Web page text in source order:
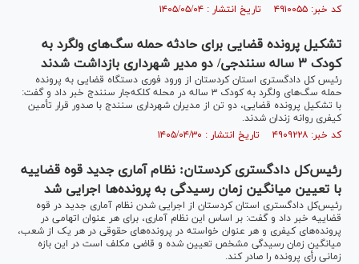
کد خبر: ۴۹۱۰۰۵۵ تاریخ انتشار : ۱۴۰۵/۰۵/۰۴
تشکیل پرونده قضایی برای حادثه حمله سگ‌های ولگرد به
کودک ۳ ساله سنندجی/ دو مدیر شهرداری بازداشت شدند
رئیس کل دادگستری استان کردستان از ورود فوری دستگاه قضایی به پرونده
حمله سگ‌های ولگرد به کودک ۳ ساله در محله کلکه‌جار سنندج خبر داد و گفت:
با تشکیل پرونده قضایی، دو تن از مدیران شهرداری سنندج با صدور قرار تأمین
کیفری روانه زندان شدند.
کد خبر: ۴۹۰۹۲۲۸ تاریخ انتشار : ۱۴۰۵/۰۴/۳۰
رئیس‌کل دادگستری کردستان: نظام آماری جدید قوه قضاییه
با تعیین میانگین زمان رسیدگی به پرونده‌ها اجرایی شد
رئیس‌کل دادگستری استان کردستان از اجرایی شدن نظام آماری جدید در قوه
قضاییه خبر داد و گفت: بر اساس این نظام آماری، برای هر عنوان اتهامی در
پرونده‌های کیفری و هر عنوان خواسته در پرونده‌های حقوقی در هر یک از شعب،
میانگین زمان رسیدگی مشخص تعیین شده و قاضی مکلف است در این بازه
زمانی رأی پرونده را صادر کند.